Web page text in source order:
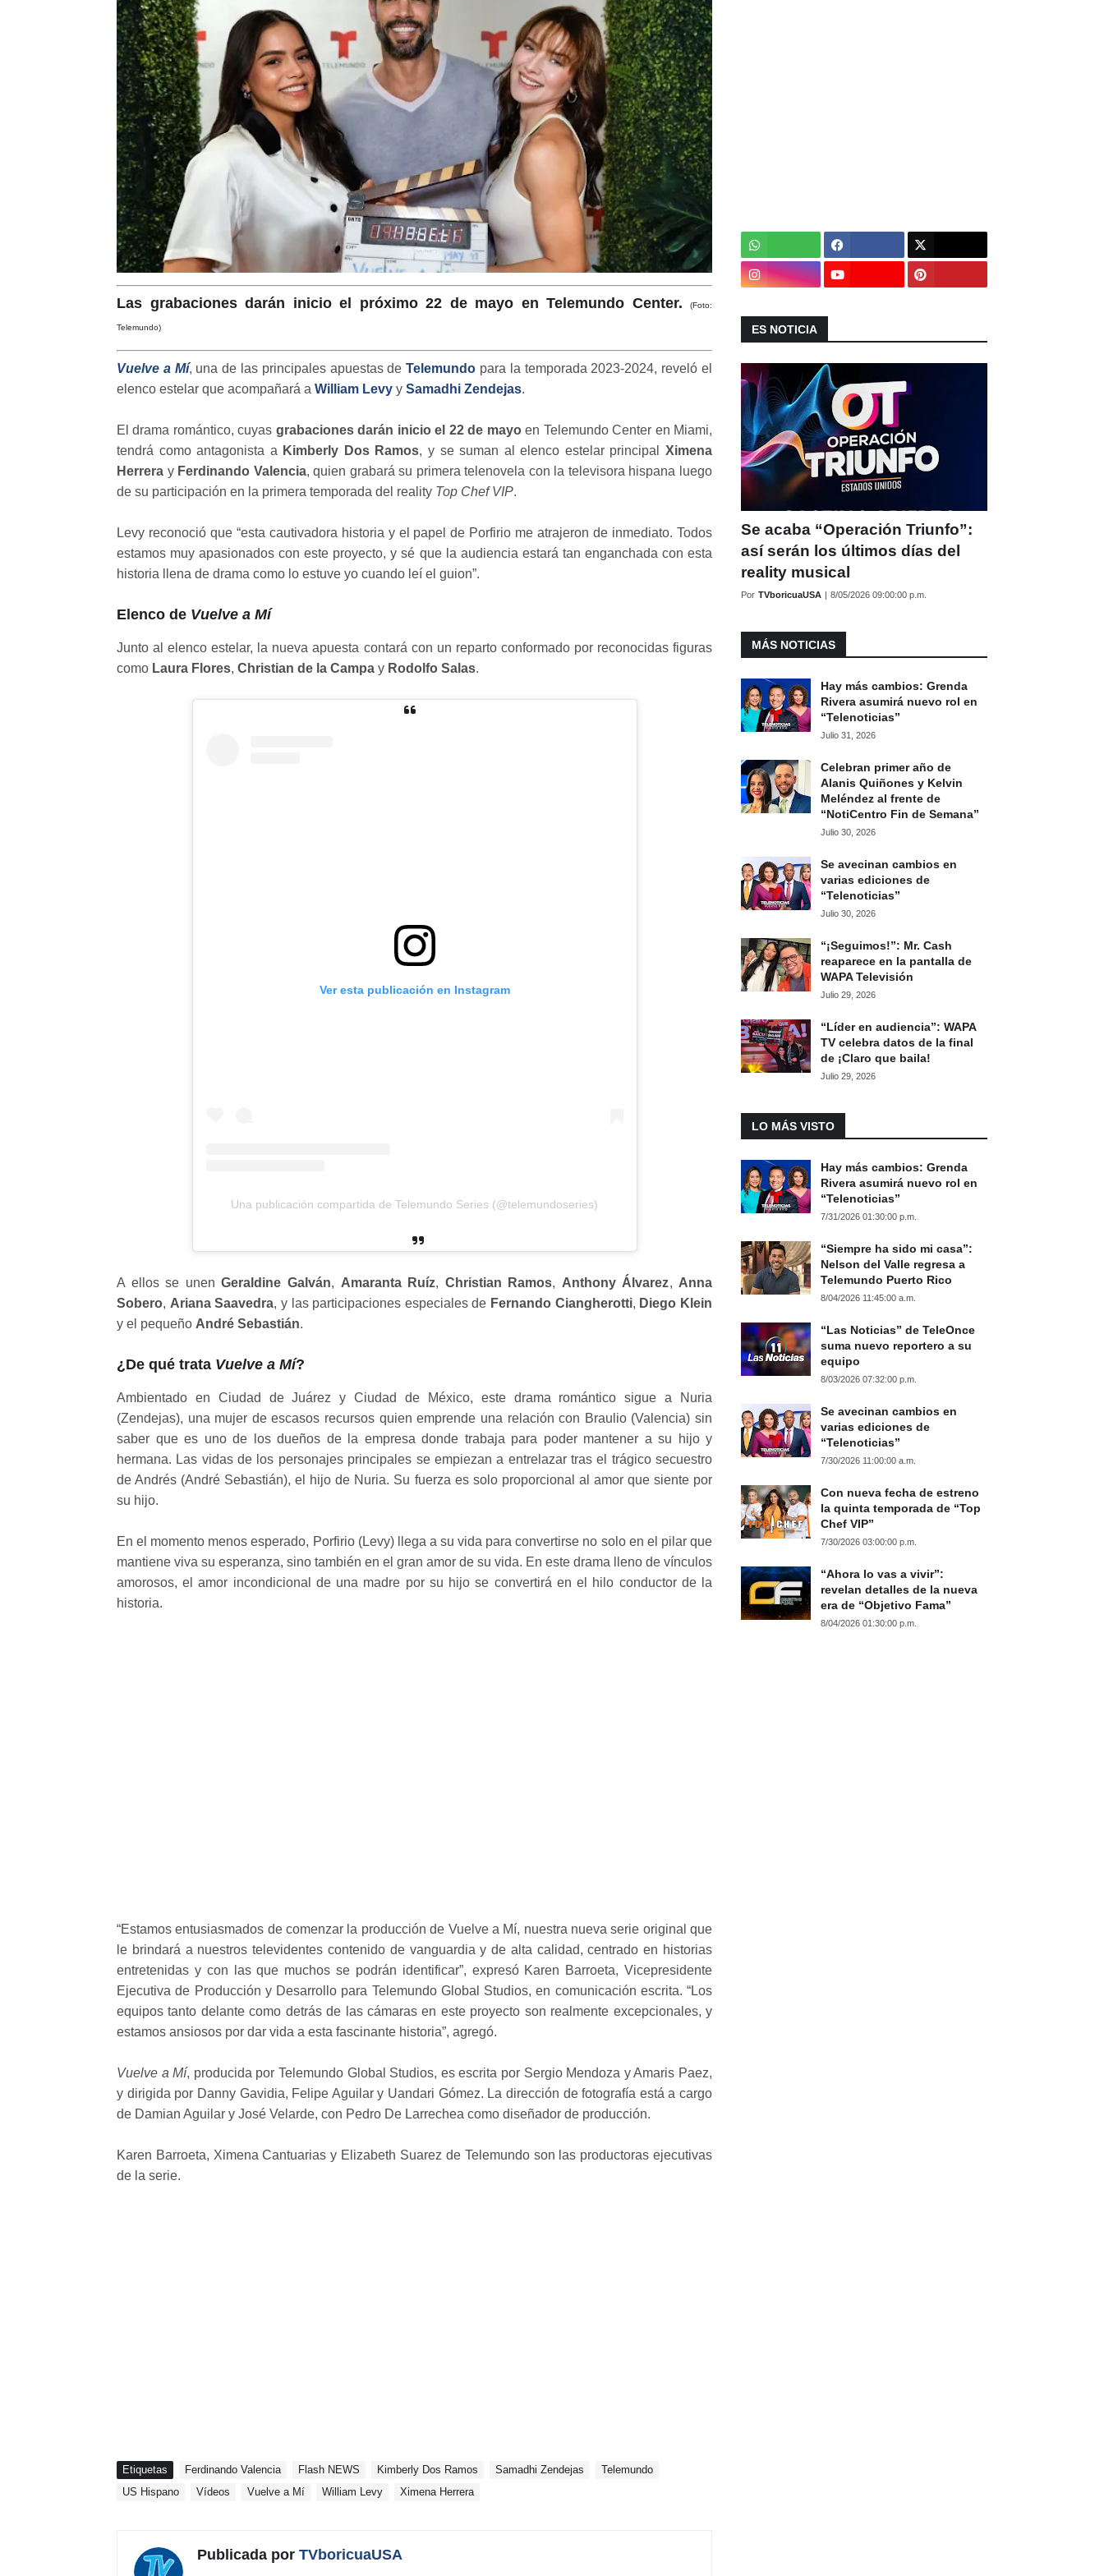
Las grabaciones darán inicio el próximo 22 de mayo en Telemundo Center. (Foto:
Telemundo)
Vuelve a Mí, una de las principales apuestas deTelemundo para la temporada 2023-2024, reveló el
elenco estelar que acompañará a William Levy y Samadhi Zendejas.
El drama romántico, cuyas grabaciones darán inicio el 22 de mayoen Telemundo Center en Miami,
tendrá como antagonista a Kimberly Dos Ramos, y se suman al elenco estelar principalXimena
Herrera y Ferdinando Valencia, quien grabará su primera telenovela con la televisora hispana luego
de su participación en la primera temporada del reality Top Chef VIP.
Levy reconoció que “esta cautivadora historia y el papel de Porfirio me atrajeron de inmediato. Todos
estamos muy apasionados con este proyecto, y sé que la audiencia estará tan enganchada con esta
historia llena de drama como lo estuve yo cuando leí el guion”.
Elenco de Vuelve a Mí
Junto al elenco estelar, la nueva apuesta contará con un reparto conformado por reconocidas figuras
como Laura Flores, Christian de la Campa y Rodolfo Salas.
Ver esta publicación en Instagram
Una publicación compartida de Telemundo Series (@telemundoseries)
A ellos se unenGeraldine Galván, Amaranta Ruíz, Christian Ramos, Anthony Álvarez, Anna
Sobero, Ariana Saavedra, y las participaciones especiales de Fernando Ciangherotti, Diego Klein
y el pequeño André Sebastián.
¿De qué trata Vuelve a Mí?
Ambientado en Ciudad de Juárez y Ciudad de México, este drama romántico sigue a Nuria
(Zendejas), una mujer de escasos recursos quien emprende una relación con Braulio (Valencia) sin
saber que es uno de los dueños de la empresa donde trabaja para poder mantener a su hijo y
hermana. Las vidas de los personajes principales se empiezan a entrelazar tras el trágico secuestro
de Andrés (André Sebastián), el hijo de Nuria. Su fuerza es solo proporcional al amor que siente por
su hijo.
En el momento menos esperado, Porfirio (Levy) llega a su vida para convertirse no solo en el pilar que
mantiene viva su esperanza, sino también en el gran amor de su vida. En este drama lleno de vínculos
amorosos, el amor incondicional de una madre por su hijo se convertirá en el hilo conductor de la
historia.
“Estamos entusiasmados de comenzar la producción de Vuelve a Mí, nuestra nueva serie original que
le brindará a nuestros televidentes contenido de vanguardia y de alta calidad, centrado en historias
entretenidas y con las que muchos se podrán identificar”, expresó Karen Barroeta, Vicepresidente
Ejecutiva de Producción y Desarrollo para Telemundo Global Studios, en comunicación escrita. “Los
equipos tanto delante como detrás de las cámaras en este proyecto son realmente excepcionales, y
estamos ansiosos por dar vida a esta fascinante historia”, agregó.
Vuelve a Mí, producida por Telemundo Global Studios, es escrita por Sergio Mendoza y Amaris Paez,
y dirigida por Danny Gavidia, Felipe Aguilar y Uandari Gómez. La dirección de fotografía está a cargo
de Damian Aguilar y José Velarde, con Pedro De Larrechea como diseñador de producción.
Karen Barroeta, Ximena Cantuarias y Elizabeth Suarez de Telemundo son las productoras ejecutivas
de la serie.
Etiquetas Ferdinando Valencia Flash NEWS Kimberly Dos Ramos Samadhi Zendejas
Telemundo
US Hispano
Vídeos Vuelve a Mí William Levy Ximena Herrera
Publicada por TVboricuaUSA
ES NOTICIA
Se acaba “Operación Triunfo”:
así serán los últimos días del
reality musical
Por TVboricuaUSA | 8/05/2026 09:00:00 p.m.
MÁS NOTICIAS
Hay más cambios: Grenda
Rivera asumirá nuevo rol en
“Telenoticias”
Julio 31, 2026
Celebran primer año de
Alanis Quiñones y Kelvin
Meléndez al frente de
“NotiCentro Fin de Semana”
Julio 30, 2026
Se avecinan cambios en
varias ediciones de
“Telenoticias”
Julio 30, 2026
“¡Seguimos!”: Mr. Cash
reaparece en la pantalla de
WAPA Televisión
Julio 29, 2026
“Líder en audiencia”: WAPA
TV celebra datos de la final
de ¡Claro que baila!
Julio 29, 2026
LO MÁS VISTO
Hay más cambios: Grenda
Rivera asumirá nuevo rol en
“Telenoticias”
7/31/2026 01:30:00 p.m.
“Siempre ha sido mi casa”:
Nelson del Valle regresa a
Telemundo Puerto Rico
8/04/2026 11:45:00 a.m.
“Las Noticias” de TeleOnce
suma nuevo reportero a su
equipo
8/03/2026 07:32:00 p.m.
Se avecinan cambios en
varias ediciones de
“Telenoticias”
7/30/2026 11:00:00 a.m.
Con nueva fecha de estreno
la quinta temporada de “Top
Chef VIP”
7/30/2026 03:00:00 p.m.
“Ahora lo vas a vivir”:
revelan detalles de la nueva
era de “Objetivo Fama”
8/04/2026 01:30:00 p.m.